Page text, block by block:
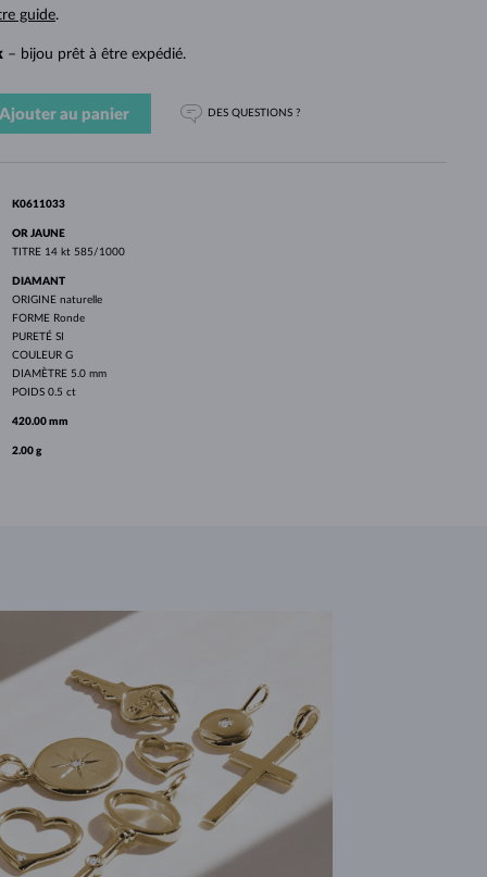
guide.
– bijou prêt à être expédié.
Ajouter au panier DES QUESTIONS ?
K0611033
OR JAUNE
TITRE 14 kt 585/1000
DIAMANT
ORIGINE naturelle
FORME Ronde
PURETÉ SI
COULEUR G
DIAMÈTRE 5.0 mm
POIDS 0.5 ct
420.00 mm
2.00 g